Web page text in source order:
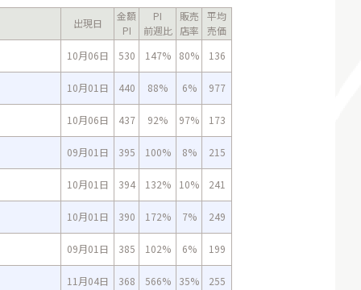
出現日
金額
PI
PI
前週比
販売
店率
平均
売価
10月06日
530 147% 80% 136
10月01日 440 88% 6% 977
10月06日 437 92% 97% 173
09月01日 395 100% 8% 215
10月01日 394 132% 10% 241
10月01日 390 172% 7% 249
09月01日 385 102% 6% 199
11月04日 368 566% 35% 255